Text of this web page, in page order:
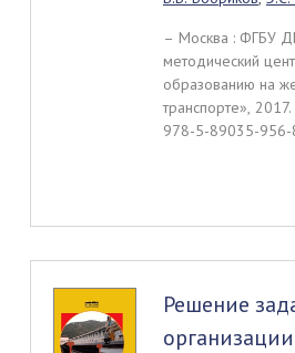
– Москва : ФГБУ
методический
образованию на
транспорте»,
978-5-89035-956-
Решение